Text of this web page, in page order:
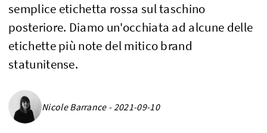
semplice etichetta rossa sul taschino
posteriore. Diamo un'occhiata ad alcune delle
etichette più note del mitico brand
statunitense.
Nicole Barrance - 2021-09-10